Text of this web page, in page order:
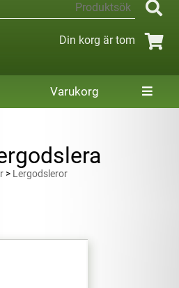
Din korg är tom
Varukorg
> Lergodsleror